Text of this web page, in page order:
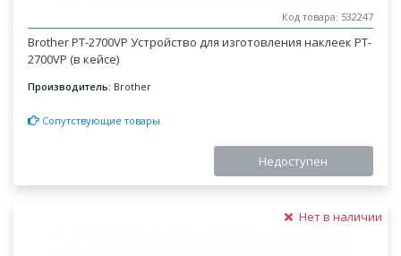
Код товара: 532247
Brother PT-2700VP Устройство для изготовления наклеек PT-
2700VP (в кейсе)
Производитель: Brother
Сопутствующие товары
Недоступен
Нет в наличии